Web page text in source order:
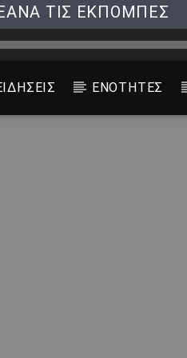
ΤΙΣ ΕΚΠΟΜΠΕΣ
ΕΝΟΤΗΤΕΣ